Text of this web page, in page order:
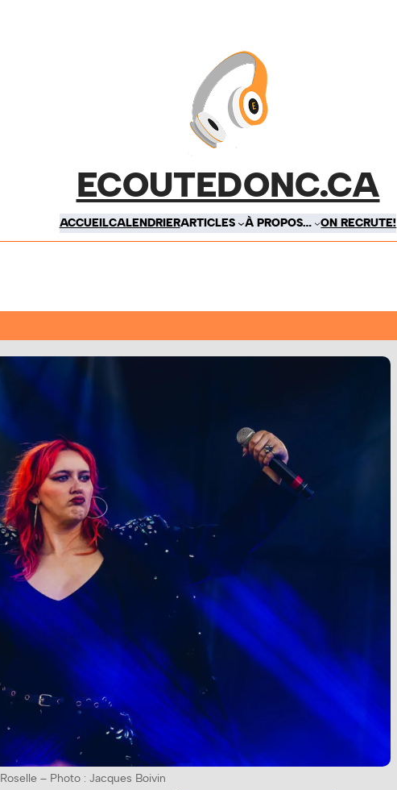
ECOUTEDONC.CA
ACCUEILCALENDRIERARTICLES À PROPOS… ON RECRUTE!
Roselle – Photo : Jacques Boivin